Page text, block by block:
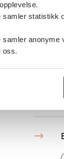
samler statistikk
samler
oss.